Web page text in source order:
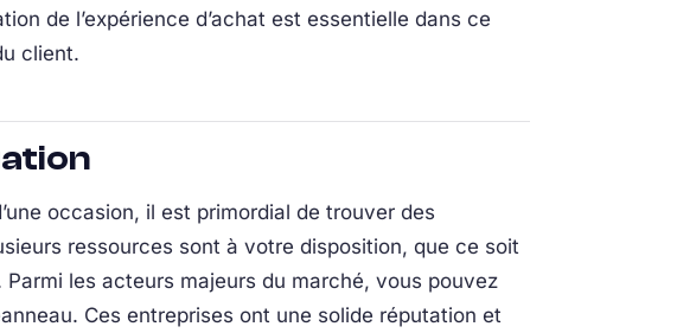
de l’expérience d’achat est essentielle dans ce
client.
occasion, il est primordial de trouver des
ressources sont à votre disposition, que ce soit
les acteurs majeurs du marché, vous pouvez
Ces entreprises ont une solide réputation et